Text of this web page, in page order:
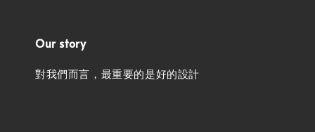
Our story
對我們而言，最重要的是好的設計